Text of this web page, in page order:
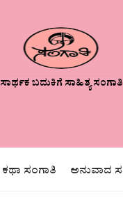
ಸಾರ್ಥಕ ಬದುಕಿಗೆ ಸಾಹಿತ್ಯ ಸಂಗಾತಿ
ಕಥಾ ಸಂಗಾತಿ ಅನುವಾದ